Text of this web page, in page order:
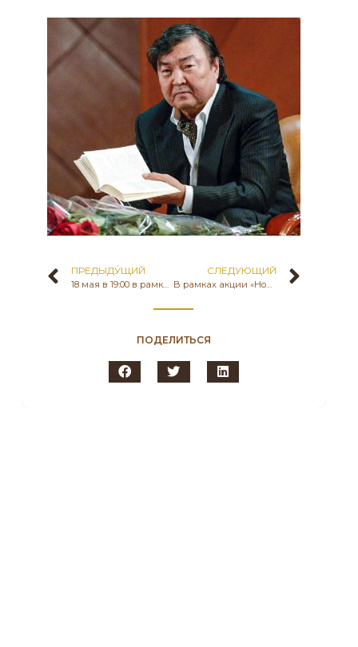
ПРЕДЫДУ́ЩИЙ
18 мая в 19:00 в рамках акции «Ночь в музее» состоится торжественное открытие исторической выставки «Бозоқ – Ұлы дала өркениеті» организованной Государственным историко-культурным музеем-заповедником «Бозоқ» КК​ МКИ РК.
СЛЕДУЮЩИЙ
В рамках акции «Ночь в музее», организованной Государственным историко-культурным музеем-заповедником «Бозок» по случаю Международного дня музеев, на высоком уровне состоялась церемония открытия исторической выставки «Бозок — цивилизация Великой степи».
ПОДЕЛИТЬСЯ